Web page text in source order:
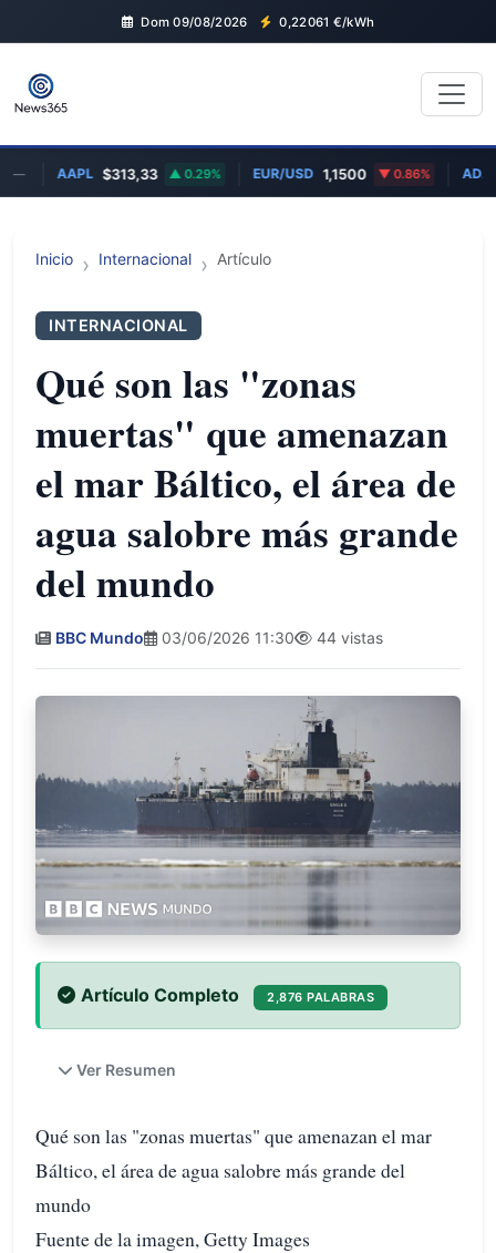
Dom 09/08/2026 0,22061 €/kWh
AAPL $313,33 0.29% EUR/USD 1,1500 0.86% ADA €0,17
Inicio Internacional Artículo
INTERNACIONAL
Qué son las "zonas
muertas" que amenazan
el mar Báltico, el área de
agua salobre más grande
del mundo
BBC Mundo 03/06/2026 11:30 44 vistas
Artículo Completo 2,876 PALABRAS
Ver Resumen
Qué son las "zonas muertas" que amenazan el mar
Báltico, el área de agua salobre más grande del
mundo
Fuente de la imagen, Getty Images